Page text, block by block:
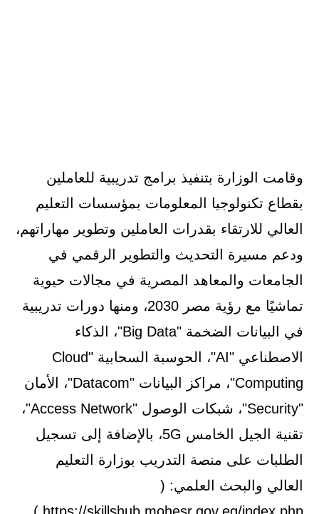
وقامت الوزارة بتنفيذ برامج تدريبية للعاملين
بقطاع تكنولوجيا المعلومات بمؤسسات التعليم
العالي للارتقاء بقدرات العاملين وتطوير مهاراتهم،
ودعم مسيرة التحديث والتطوير الرقمي في
الجامعات والمعاهد المصرية في مجالات حيوية
تماشيًا مع رؤية مصر 2030، ومنها دورات تدريبية
في البيانات الضخمة "Big Data"، الذكاء
الاصطناعي "AI"، الحوسبة السحابية "Cloud
Computing"، مراكز البيانات "Datacom"، الأمان
"Security"، شبكات الوصول "Access Network"،
تقنية الجيل الخامس 5G، بالإضافة إلى تسجيل
الطلبات على منصة التدريب بوزارة التعليم
العالي والبحث العلمي: (
https://skillshub.mohesr.gov.eg/index.php ) .